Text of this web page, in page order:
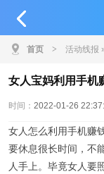
首页 > 活动线报
合你
女人宝妈利用手机
时间： 2022-01-26
女人怎么利用手机赚
要休息很长时间，不
人手上。毕竟女人要